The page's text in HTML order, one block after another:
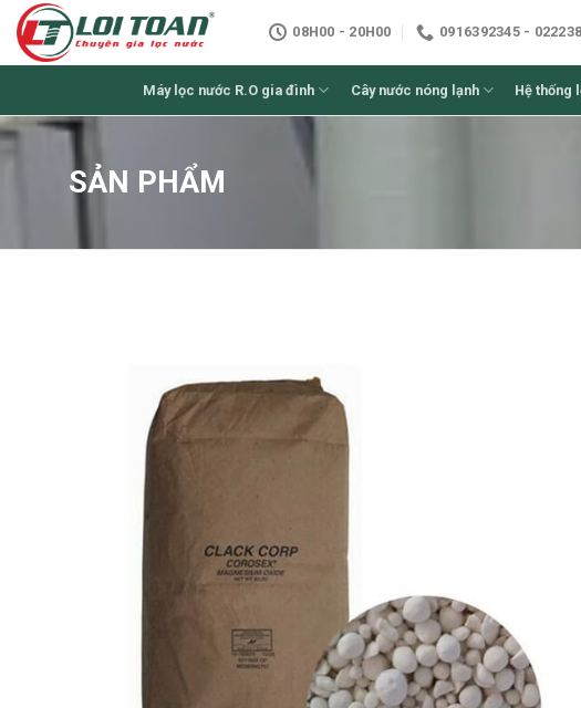
Skip
content
08H00 - 20H00 0916392345 -
Máy lọc nước R.O gia đình Cây nước nóng lạnh Hệ thống
SẢN PHẨM